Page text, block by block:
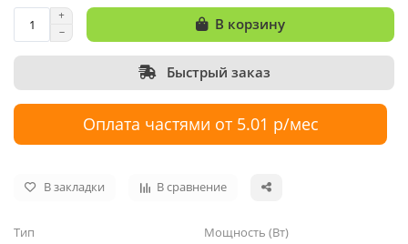
В корзину
Быстрый заказ
Оплата частями от 5.01 р/мес
В закладки В сравнение
Тип Мощность (Вт)